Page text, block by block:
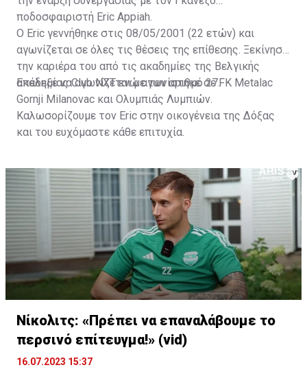
ποδοσφαιριστή Eric Appiah.
Ο Eric γεννήθηκε στις 08/05/2001 (22 ετών) και
αγωνίζεται σε όλες τις θέσεις της επίθεσης. Ξεκίνησε
την καριέρα του από τις ακαδημίες της Βελγικής
ακαδημίας Club NXT ενώ αγωνίστηκε σε FK Metalac
Gornji Milanovac και Ολυμπιάς Λυμπιών.
Επέλεξε να αγωνίζεται με τον αριθμό 27.
Καλωσορίζουμε τον Eric στην οικογένεια της Δόξας
και του ευχόμαστε κάθε επιτυχία.
Νίκολιτς: «Πρέπει να επαναλάβουμε το
περσινό επίτευγμα!» (vid)
16.07.2023 15:37